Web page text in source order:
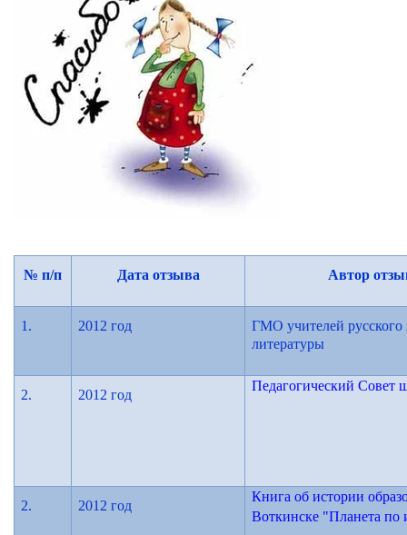
№ п/п Дата отзыва Автор
1. 2012 год
ГМО учителей русского
литературы
2. 2012 год
Педагогический Совет
2. 2012 год
Книга об истории
Воткинске "Планета